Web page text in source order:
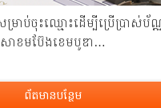
រាប់​ចុះ​ឈ្មោះ​ដើម្បី​ប្រើ​ប្រាស់​ប័ណ្
សាខមប៊ែងខេមបូឌា…
ព័តមានបន្ថែម